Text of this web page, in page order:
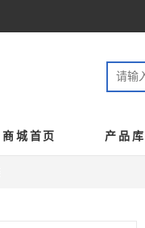
商城首页 产品库